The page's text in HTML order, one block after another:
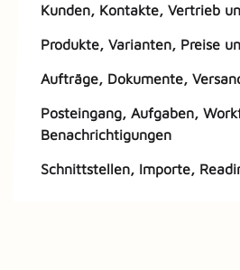
Kunden, Kontakte, Vertrieb
Produkte, Varianten, Preise
Aufträge, Dokumente,
Posteingang, Aufgaben,
Benachrichtigungen
Schnittstellen, Importe,